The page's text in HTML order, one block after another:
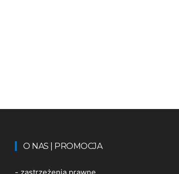
O NAS | PROMOCJA
- zastrzeżenia prawne